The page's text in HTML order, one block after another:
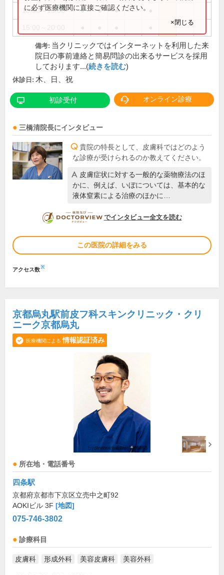
10:00～13:00 ● ● ●
に必ず医療機関に直接ご確認ください。
×閉じる
備考: 当クリニックではインターネットを利用した来
院日の事前連絡と簡易問診の出来るサービスを採用
しております...(続きを読む)
休診日: 木、日、祝
初診受付 オンライン診療
三橋清院長にインタビュー
貴院の特長として、皮膚科ではどのよう
な診療が受けられるのか教えてください。
皮膚症状に対する一般的な薬物療法のほ
かに、例えば、いぼについては、基本的な
液体窒素による治療のほかに…
DOCTORVIEW
でインタビュー全文を読む
この医院の詳細をみる
アクセス数※
京都烏丸駅前皮フ科スキンクリニック・クリ
ニーク京都烏丸
医療機関による 情報認証済み
所在地・電話番号
四条駅
京都府京都市下京区立売中之町92
AOKIビル 3F [地図]
075-746-3802
診療科目
皮膚科 形成外科 美容皮膚科 美容外科